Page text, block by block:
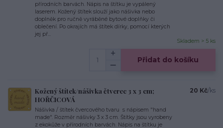
přírodních barvách. Nápis na štítku je vypálený
laserem. Kožený štítek slouží jako nášivka nebo
doplněk pro ručně vyráběné bytové doplňky či
oblečení. Po okrajích má štítek dírky, pomocí kterých
jej př...
Skladem > 5 ks
Přidat do košíku
Kožený štítek/nášivka čtverec 3 x 3 cm;
HOŘČICOVÁ
Nášivka / štítek čvercového tvaru s nápisem "hand
made". Rozměr nášivky 3 x 3 cm. Štítky jsou vyrobeny
z ekokůže v přírodních barvách. Nápis na štítku je
20 Kč/ks